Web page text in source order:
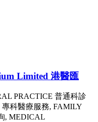
Limited 港醫匯
PRACTICE 普通科診
專科醫療服務, FAMILY
, MEDICAL